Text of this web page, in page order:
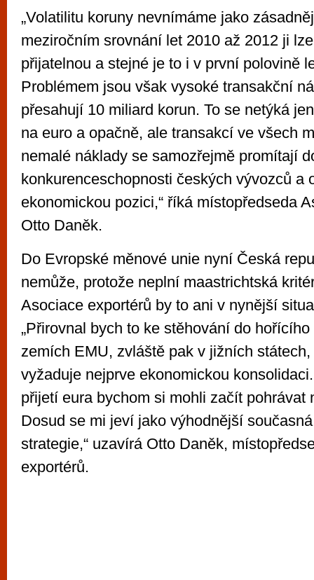
„Volatilitu koruny nevnímáme jako
meziročním srovnání let 2010 až 2012 ji
přijatelnou a stejné je to i v první polovině
Problémem jsou však vysoké transakční
přesahují 10 miliard korun. To se netýká
na euro a opačně, ale transakcí ve všech
nemalé náklady se samozřejmě promítají
konkurenceschopnosti českých vývozců a
ekonomickou pozici,“ říká místopředseda
Otto Daněk.
Do Evropské měnové unie nyní Česká
nemůže, protože neplní maastrichtská
Asociace exportérů by to ani v nynější
„Přirovnal bych to ke stěhování do
zemích EMU, zvláště pak v jižních
vyžaduje nejprve ekonomickou
přijetí eura bychom si mohli začít pohrávat
Dosud se mi jeví jako výhodnější
strategie,“ uzavírá Otto Daněk,
exportérů.